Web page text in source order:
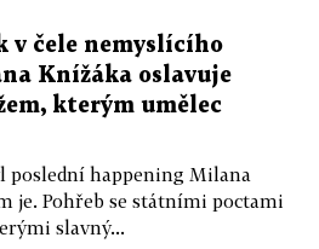
v čele nemyslícího
Knížáka oslavuje
kterým umělec
poslední happening Milana
je. Pohřeb se státními poctami
slavný...